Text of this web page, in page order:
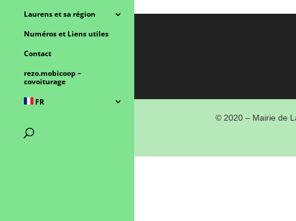
Laurens et sa région
Numéros et Liens utiles
Contact
rezo.mobicoop –
covoiturage
FR
© 2020 – Mairie de